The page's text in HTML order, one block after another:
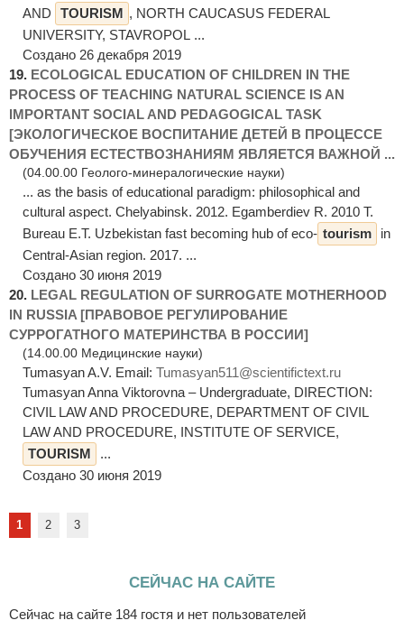
AND
TOURISM , NORTH CAUCASUS FEDERAL
UNIVERSITY, STAVROPOL ...
Создано 26 декабря 2019
19. ECOLOGICAL EDUCATION OF CHILDREN IN THE
PROCESS OF TEACHING NATURAL SCIENCE IS AN
IMPORTANT SOCIAL AND PEDAGOGICAL TASK
[ЭКОЛОГИЧЕСКОЕ ВОСПИТАНИЕ ДЕТЕЙ В ПРОЦЕССЕ
ОБУЧЕНИЯ ЕСТЕСТВОЗНАНИЯМ ЯВЛЯЕТСЯ ВАЖНОЙ ...
(04.00.00 Геолого-минералогические науки)
... as the basis of educational paradigm: philosophical and
cultural aspect. Chelyabinsk. 2012. Egamberdiev R. 2010 T.
Bureau E.T. Uzbekistan fast becoming hub of eco- tourism
in
Central-Asian region. 2017. ...
Создано 30 июня 2019
20. LEGAL REGULATION OF SURROGATE MOTHERHOOD
IN RUSSIA [ПРАВОВОЕ РЕГУЛИРОВАНИЕ
СУРРОГАТНОГО МАТЕРИНСТВА В РОССИИ]
(14.00.00 Медицинские науки)
Tumasyan A.V. Email: Tumasyan511@scientifictext.ru
Tumasyan Anna Viktorovna – Undergraduate, DIRECTION:
CIVIL LAW AND PROCEDURE, DEPARTMENT OF CIVIL
LAW AND PROCEDURE, INSTITUTE OF SERVICE,
TOURISM
...
Создано 30 июня 2019
1 2 3
СЕЙЧАС НА САЙТЕ
Сейчас на сайте 184 гостя и нет пользователей